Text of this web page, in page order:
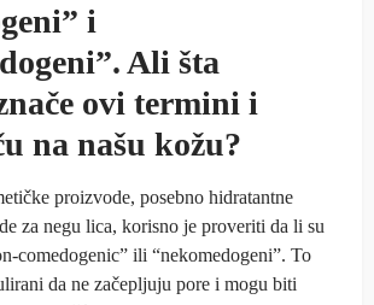
i
Ali šta
ovi termini i
na našu kožu?
proizvode, posebno hidratantne
za negu lica, korisno je proveriti da li su
comedogenic” ili “nekomedogeni”. To
da ne začepljuju pore i mogu biti